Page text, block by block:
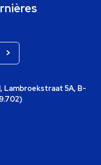
Lambroekstraat 5A, B-